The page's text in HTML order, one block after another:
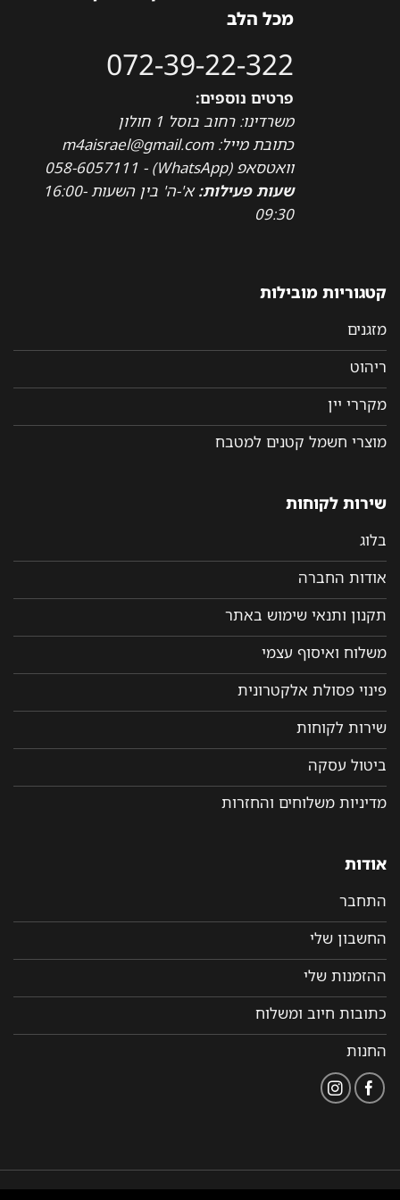
מכל הלב
072-39-22-322
פרטים נוספים:
משרדינו: רחוב בוסל 1 חולון
כתובת מייל: m4aisrael@gmail.com
וואטסאפ (WhatsApp) - 058-6057111
שעות פעילות:
א'-ה' בין השעות 16:00-
09:30
קטגוריות מובילות
מזגנים
ריהוט
מקררי יין
מוצרי חשמל קטנים למטבח
שירות לקוחות
בלוג
אודות החברה
תקנון ותנאי שימוש באתר
משלוח ואיסוף עצמי
פינוי פסולת אלקטרונית
שירות לקוחות
ביטול עסקה
מדיניות משלוחים והחזרות
אודות
התחבר
החשבון שלי
ההזמנות שלי
כתובות חיוב ומשלוח
החנות